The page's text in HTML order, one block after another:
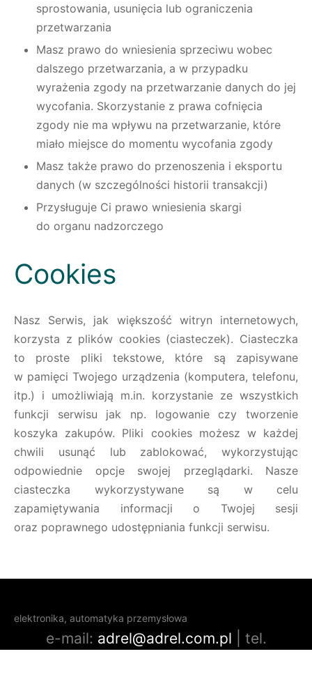
sprostowania, usunięcia lub ograniczenia
przetwarzania
Masz prawo do wniesienia sprzeciwu wobec
dalszego przetwarzania, a w przypadku
wyrażenia zgody na przetwarzanie danych do jej
wycofania. Skorzystanie z prawa cofnięcia
zgody nie ma wpływu na przetwarzanie, które
miało miejsce do momentu wycofania zgody
Masz także prawo do przenoszenia i eksportu
danych (w szczególności historii transakcji)
Przysługuje Ci prawo wniesienia skargi
do organu nadzorczego
Cookies
Nasz Serwis, jak większość witryn internetowych,
korzysta z plików cookies (ciasteczek). Ciasteczka
to proste pliki tekstowe, które są zapisywane
w pamięci Twojego urządzenia (komputera, telefonu,
itp.) i umożliwiają m.in. korzystanie ze wszystkich
funkcji serwisu jak np. logowanie czy tworzenie
koszyka zakupów. Pliki cookies możesz w każdej
chwili usunąć lub zablokować, wykorzystując
odpowiednie opcje swojej przeglądarki. Nasze
ciasteczka wykorzystywane są w celu
zapamiętywania informacji o Twojej sesji
oraz poprawnego udostępniania funkcji serwisu.
elektronika, automatyka przemysłowa
e-mail: adrel@adrel.com.pl | tel.